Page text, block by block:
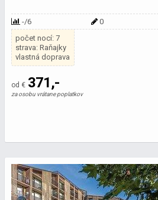
-/6 0
počet nocí: 7
strava: Raňajky
vlastná doprava
od € 371,-
za osobu vrátane poplatkov